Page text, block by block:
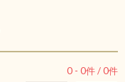
0 - 0件 /0件